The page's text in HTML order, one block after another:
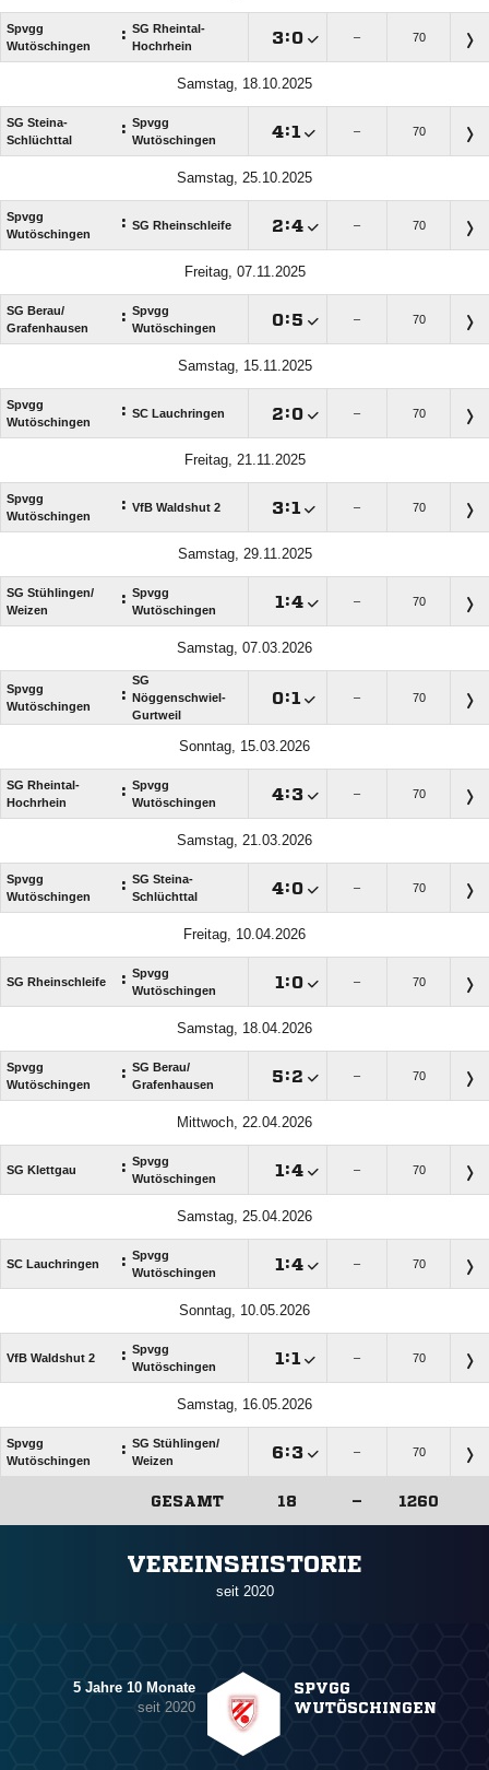
Spvgg
Wutöschingen
: SG Rheintal-
Hochrhein
: – 70
Samstag, 18.10.2025
SG Steina-
Schlüchttal
: Spvgg
Wutöschingen
: – 70
Samstag, 25.10.2025
Spvgg
Wutöschingen
: SG Rheinschleife : – 70
Freitag, 07.11.2025
SG Berau/​
Grafenhausen
: Spvgg
Wutöschingen
: – 70
Samstag, 15.11.2025
Spvgg
Wutöschingen
: SC Lauchringen : – 70
Freitag, 21.11.2025
Spvgg
Wutöschingen
: VfB Waldshut 2 : – 70
Samstag, 29.11.2025
SG Stühlingen/​
Weizen
: Spvgg
Wutöschingen
 : – 70
Samstag, 07.03.2026
Spvgg
Wutöschingen
:
SG
Nöggenschwiel-
Gurtweil
: – 70
Sonntag, 15.03.2026
SG Rheintal-
Hochrhein
: Spvgg
Wutöschingen
: – 70
Samstag, 21.03.2026
Spvgg
Wutöschingen
: SG Steina-
Schlüchttal
: – 70
Freitag, 10.04.2026
SG Rheinschleife : Spvgg
Wutöschingen
 : – 70
Samstag, 18.04.2026
Spvgg
Wutöschingen
: SG Berau/​
Grafenhausen
: – 70
Mittwoch, 22.04.2026
SG Klettgau : Spvgg
Wutöschingen
 : – 70
Samstag, 25.04.2026
SC Lauchringen : Spvgg
Wutöschingen
 : – 70
Sonntag, 10.05.2026
VfB Waldshut 2 : Spvgg
Wutöschingen
 : – 70
Samstag, 16.05.2026
Spvgg
Wutöschingen
: SG Stühlingen/​
Weizen
: – 70
GESAMT 18 – 1260
VEREINSHISTORIE
seit 2020
5 Jahre 10 Monate
seit 2020
SPVGG
WUTÖSCHINGEN